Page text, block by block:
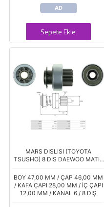
AD
Sepete Ekle
MARS DISLISI (TOYOTA
TSUSHO) 8 DIS DAEWOO MATIZ
BOY 47,00 MM / ÇAP 46,00 MM
/ KAFA ÇAPI 28,00 MM / İÇ ÇAPI
12,00 MM / KANAL 6 / 8 DİŞ